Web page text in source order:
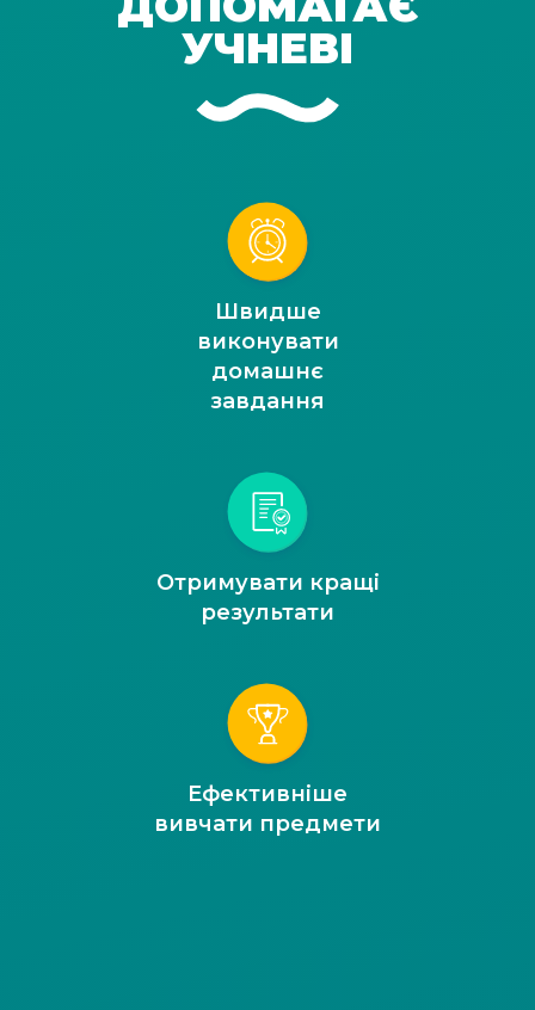
УЧНЕВІ
Швидше
виконувати
домашнє
завдання
Отримувати кращі
результати
Ефективніше
вивчати предмети